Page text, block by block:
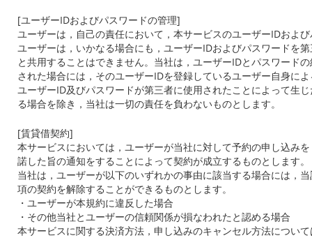
[ユーザーIDおよびパスワードの管理]
ユーザーは，自己の責任において，本サービスのユーザーIDおよ
ユーザーは，いかなる場合にも，ユーザーIDおよびパスワードを
と共用することはできません。当社は，ユーザーIDとパスワード
された場合には，そのユーザーIDを登録しているユーザー自身に
ユーザーID及びパスワードが第三者に使用されたことによって生
る場合を除き，当社は一切の責任を負わないものとします。
[賃貸借契約]
本サービスにおいては，ユーザーが当社に対して予約の申し込み
諾した旨の通知をすることによって契約が成立するものとします。
当社は，ユーザーが以下のいずれかの事由に該当する場合には，
項の契約を解除することができるものとします。
・ユーザーが本規約に違反した場合
・その他当社とユーザーの信頼関係が損なわれたと認める場合
本サービスに関する決済方法，申し込みのキャンセル方法につい